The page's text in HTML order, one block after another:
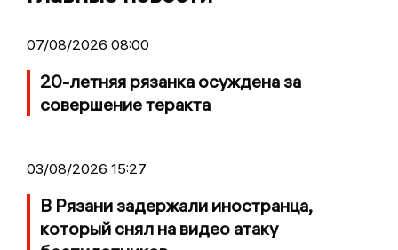
07/08/2026 08:00
20-летняя рязанка осуждена за
совершение теракта
03/08/2026 15:27
В Рязани задержали иностранца,
который снял на видео атаку